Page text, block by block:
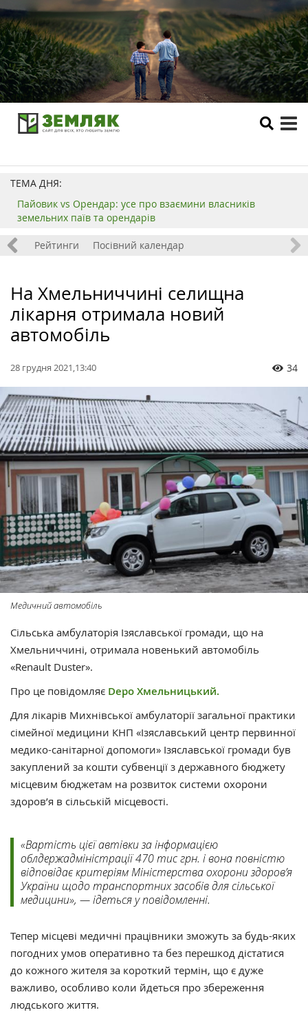
ТЕМА ДНЯ:
Пайовик vs Орендар: усе про взаємини власників
земельних паїв та орендарів
Рейтинги Посівний календар
На Хмельниччині селищна
лікарня отримала новий
автомобіль
28 грудня 2021,13:40 34
Медичний автомобіль
Сільська амбулаторія Ізяславської громади, що на
Хмельниччині, отримала новенький автомобіль
«Renault Duster».
Про це повідомляє Depo Хмельницький.
Для лікарів Михнівської амбулаторії загальної практики
сімейної медицини КНП «Ізяславський центр первинної
медико-санітарної допомоги» Ізяславської громади був
закуплений за кошти субвенції з державного бюджету
місцевим бюджетам на розвиток системи охорони
здоров’я в сільській місцевості.
«Вартість цієї автівки за інформацією
облдержадміністрації 470 тис грн. і вона повністю
відповідає критеріям Міністерства охорони здоров’я
України щодо транспортних засобів для сільської
медицини», — ідеться у повідомленні.
Тепер місцеві медичні працівники зможуть за будь-яких
погодних умов оперативно та без перешкод дістатися
до кожного жителя за короткий термін, що є дуже
важливо, особливо коли йдеться про збереження
людського життя.